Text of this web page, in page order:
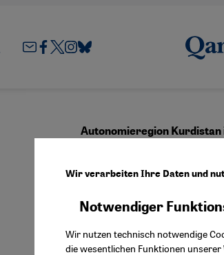
Autonomieregion
Zukunft
Deutsch English
Wir verarbeiten Ihre Daten und
Notwendiger
Wir nutzen technisch notwendige
die wesentlichen Funktionen unserer